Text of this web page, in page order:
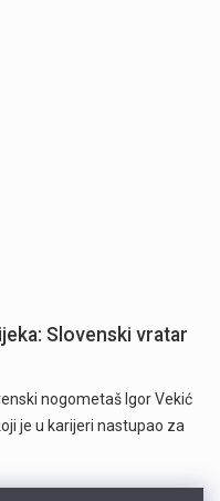
Slovenski vratar
nogometaš Igor Vekić
je u karijeri nastupao za